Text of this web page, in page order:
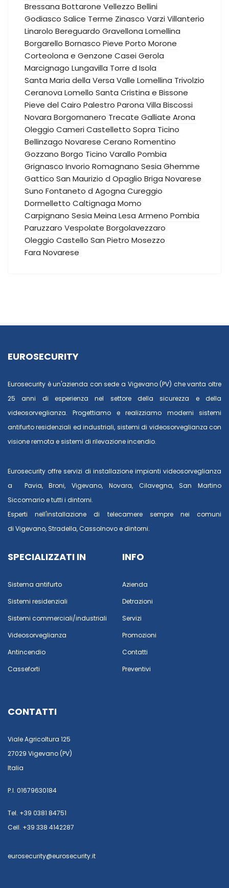
Bressana Bottarone Vellezzo Bellini
Godiasco Salice Terme Zinasco VarziVillanterio
Linarolo Bereguardo Gravellona Lomellina
Borgarello Bornasco Pieve Porto Morone
Corteolona e Genzone Casei Gerola
Marcignago Lungavilla Torre d Isola
Santa Maria della Versa Valle Lomellina Trivolzio
Ceranova Lomello Santa Cristina e Bissone
Pieve del Cairo Palestro Parona Villa Biscossi
Novara Borgomanero Trecate Galliate Arona
Oleggio CameriCastelletto Sopra Ticino
Bellinzago Novarese Cerano Romentino
Gozzano Borgo Ticino Varallo Pombia
Grignasco Invorio Romagnano Sesia Ghemme
Gattico San Maurizio d Opaglio Briga Novarese
Suno Fontaneto d Agogna Cureggio
Dormelletto Caltignaga Momo
Carpignano Sesia Meina Lesa Armeno Pombia
Paruzzaro Vespolate Borgolavezzaro
Oleggio Castello San Pietro Mosezzo
Fara Novarese
EUROSECURITY
Eurosecurity è un'azienda con sede a Vigevano (PV) che vanta oltre
25 anni di esperienza nel settore della sicurezza e della
videosorveglianza. Progettiamo e realizziamo moderni sistemi
antifurto residenziali ed industriali, sistemi di videosorveglianza con
visione remota e sistemi di rilevazione incendio.
Eurosecurity offre servizi di installazione impianti videosorveglianza
a
Pavia,Broni, Vigevano, Novara, Cilavegna, San Martino
Siccomarioe tutti i dintorni.
Esperti nell'installazione di telecamere sempre nei comuni
di Vigevano, Stradella,Cassolnovoe dintorni.
SPECIALIZZATI IN
Sistema antifurto
Sistemi residenziali
Sistemi commerciali/industriali
Videosorveglianza
Antincendio
Casseforti
INFO
Azienda
Detrazioni
Servizi
Promozioni
Contatti
Preventivi
CONTATTI
Viale Agricoltura 125
27029 Vigevano (PV)
Italia
P.I. 01679630184
Tel. +39 0381 84751
Cell. +39 338 4142287
eurosecurity@eurosecurity.it